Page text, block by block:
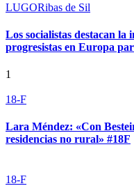
LUGORibas de Sil
Los socialistas destacan la
progresistas en Europa
1
18-F
Lara Méndez: «Con
residencias no rural» #18F
18-F